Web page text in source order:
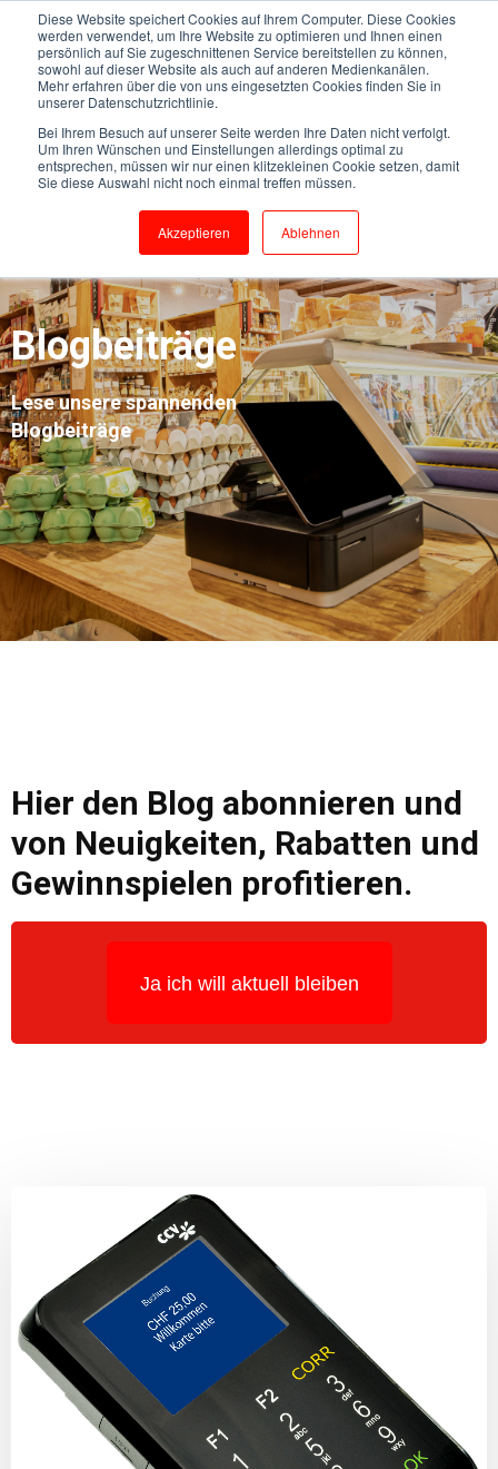
Diese Website speichert Cookies auf Ihrem Computer. Diese Cookies
werden verwendet, um Ihre Website zu optimieren und Ihnen einen
persönlich auf Sie zugeschnittenen Service bereitstellen zu können,
sowohl auf dieser Website als auch auf anderen Medienkanälen.
Mehr erfahren über die von uns eingesetzten Cookies finden Sie in
unserer Datenschutzrichtlinie.
Bei Ihrem Besuch auf unserer Seite werden Ihre Daten nicht verfolgt.
Um Ihren Wünschen und Einstellungen allerdings optimal zu
entsprechen, müssen wir nur einen klitzekleinen Cookie setzen, damit
Sie diese Auswahl nicht noch einmal treffen müssen.
Akzeptieren Ablehnen
Blogbeiträge
Lese unsere spannenden
Blogbeiträge
Hier den Blog abonnieren und
von Neuigkeiten, Rabatten und
Gewinnspielen profitieren.
Ja ich will aktuell bleiben